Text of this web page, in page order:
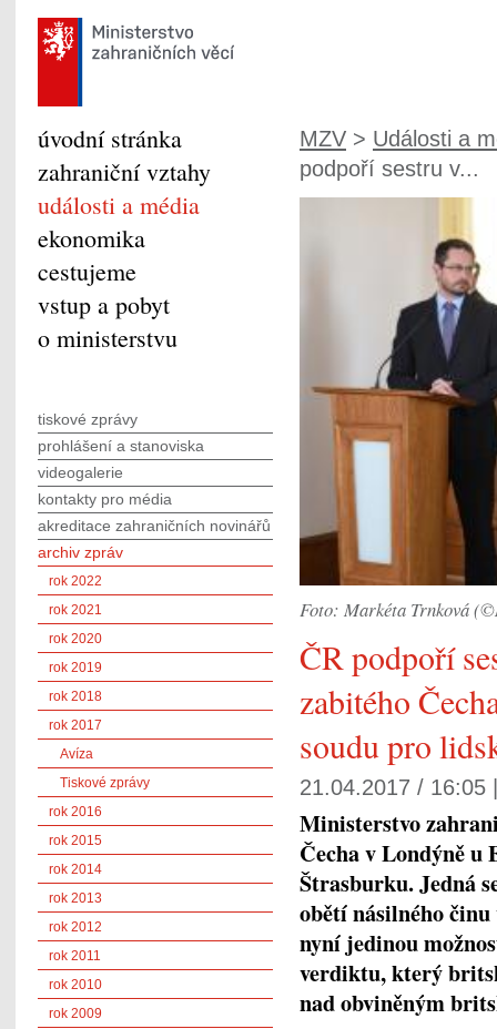
MZV > Události a
podpoří sestru v...
Foto: Markéta Trnková
ČR podpoří
zabitého
soudu pro
21.04.2017 / 16:05
Ministerstvo
Čecha v Londýně u
Štrasburku. Jedná
obětí násilného
nyní jedinou
verdiktu, který
nad obviněným
úvodní stránka
zahraniční vztahy
události a média
ekonomika
cestujeme
vstup a pobyt
o ministerstvu
tiskové zprávy
prohlášení a stanoviska
videogalerie
kontakty pro média
akreditace zahraničních novinářů
archiv zpráv
rok 2022
rok 2021
rok 2020
rok 2019
rok 2018
rok 2017
Avíza
Tiskové zprávy
rok 2016
rok 2015
rok 2014
rok 2013
rok 2012
rok 2011
rok 2010
rok 2009